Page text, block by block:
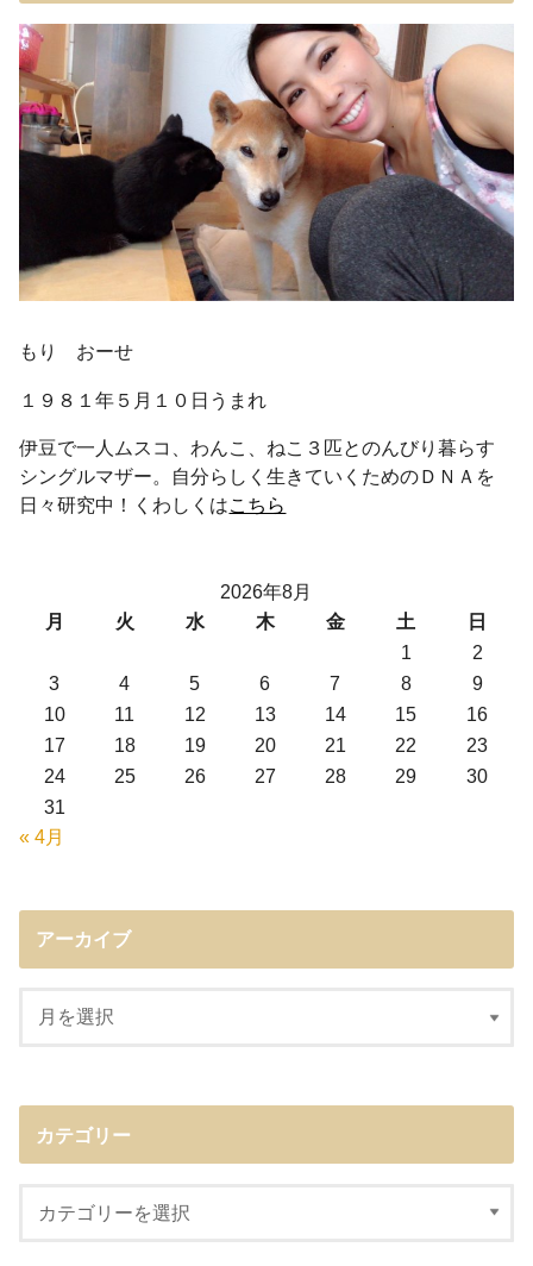
もり おーせ
１９８１年５月１０日うまれ
伊豆で一人ムスコ、わんこ、ねこ３匹とのんびり暮らす
シングルマザー。自分らしく生きていくためのＤＮＡを
日々研究中！くわしくはこちら
2026年8月
月
火 水 木 金 土
日
1
2
3
4 5 6 7 8
9
10
11 12 13 14 15
16
17
18 19 20 21 22
23
24
25 26 27 28 29
30
31
« 4月
アーカイブ
カテゴリー